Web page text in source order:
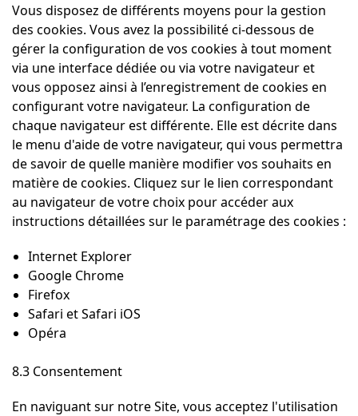
Vous disposez de différents moyens pour la gestion
des cookies. Vous avez la possibilité ci-dessous de
gérer la configuration de vos cookies à tout moment
via une interface dédiée ou via votre navigateur et
vous opposez ainsi à l’enregistrement de cookies en
configurant votre navigateur. La configuration de
chaque navigateur est différente. Elle est décrite dans
le menu d'aide de votre navigateur, qui vous permettra
de savoir de quelle manière modifier vos souhaits en
matière de cookies. Cliquez sur le lien correspondant
au navigateur de votre choix pour accéder aux
instructions détaillées sur le paramétrage des cookies :
Internet Explorer
Google Chrome
Firefox
Safari et Safari iOS
Opéra
8.3 Consentement
En naviguant sur notre Site, vous acceptez l'utilisation